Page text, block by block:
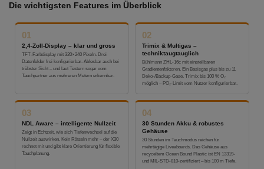
Die wichtigsten Features im Überblick
01
2,4-Zoll-Display – klar und gross
TFT-Farbdisplay mit 320×240 Pixeln. Drei
Datenfelder frei konfigurierbar. Ablesbar auch bei
trübster Sicht – und laut Testern sogar vom
Tauchpartner aus mehreren Metern erkennbar.
02
Trimix & Multigas –
techniktaugtauglich
Bühlmann ZHL-16c mit einstellbaren
Gradientenfaktoren. Ein Basisgas plus bis zu 11
Deko-/Backup-Gase. Trimix bis 100 % O₂
möglich – PO₂-Limit vom Nutzer konfigurierbar.
03
NDL Aware – intelligente Nullzeit
Zeigt in Echtzeit, wie sich Tiefenwechsel auf die
Nullzeit auswirken. Kein Rätseln mehr – der X30
rechnet mit und gibt klare Orientierung für flexible
Tauchplanung.
04
30 Stunden Akku & robustes
Gehäuse
30 Stunden im Tauchmodus reichen für
mehrtägige Liveaboards. Das Gehäuse aus
recyceltem Ocean Bound Plastic ist EN 13319-
und MIL-STD-810-zertifiziert – bis 100 m Tiefe.